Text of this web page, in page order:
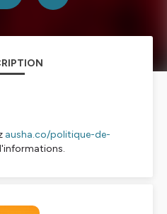
ausha.co/politique-de-